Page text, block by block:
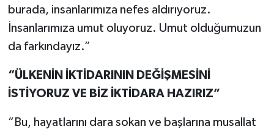
burada, insanlarımıza nefes aldırıyoruz.
İnsanlarımıza umut oluyoruz. Umut olduğumuzun
da farkındayız.”
“ÜLKENİN İKTİDARININ DEĞİŞMESİNİ
İSTİYORUZ VE BİZ İKTİDARA HAZIRIZ”
“Bu, hayatlarını dara sokan ve başlarına musallat